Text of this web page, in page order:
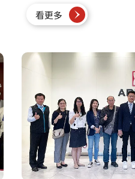
看更多